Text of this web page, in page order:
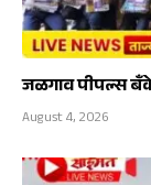
जळगाव पीपल्स
August 4, 2026